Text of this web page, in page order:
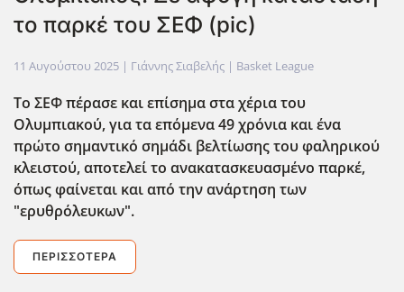
το παρκέ του ΣΕΦ (pic)
11 Αυγούστου 2025 | Γιάννης Σιαβελής | Basket League
Το ΣΕΦ πέρασε και επίσημα στα χέρια του
Ολυμπιακού, για τα επόμενα 49 χρόνια και ένα
πρώτο σημαντικό σημάδι βελτίωσης του φαληρικού
κλειστού, αποτελεί το ανακατασκευασμένο παρκέ,
όπως φαίνεται και από την ανάρτηση των
"ερυθρόλευκων".
ΠΕΡΙΣΣΌΤΕΡΑ